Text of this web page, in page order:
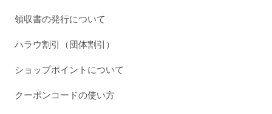
領収書の発行について
ハラウ割引（団体割引）
ショップポイントについて
クーポンコードの使い方